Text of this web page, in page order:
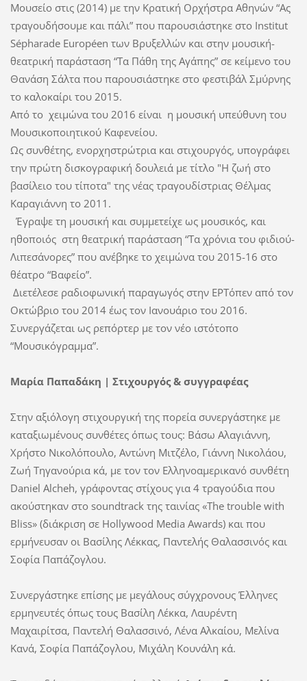
Μουσείο στις (2014) με την Κρατική Ορχήστρα Αθηνών “Ας
τραγουδήσουμε και πάλι” που παρουσιάστηκε στο Institut
Sépharade Européen των Βρυξελλών και στην μουσική-
θεατρική παράσταση “Τα Πάθη της Αγάπης” σε κείμενο του
Θανάση Σάλτα που παρουσιάστηκε στο φεστιβάλ Σμύρνης
το καλοκαίρι του 2015.
Από το χειμώνα του 2016 είναι η μουσική υπεύθυνη του
Μουσικοποιητικού Καφενείου.
Ως συνθέτης, ενορχηστρώτρια και στιχουργός, υπογράφει
την πρώτη δισκογραφική δουλειά με τίτλο "Η ζωή στο
βασίλειο του τίποτα" της νέας τραγουδίστριας Θέλμας
Καραγιάννη το 2011.
Έγραψε τη μουσική και συμμετείχε ως μουσικός, και
ηθοποιός στη θεατρική παράσταση “Τα χρόνια του φιδιού-
Λιπεσάνορες” που ανέβηκε το χειμώνα του 2015-16 στο
θέατρο “Βαφείο”.
Διετέλεσε ραδιοφωνική παραγωγός στην ΕΡΤόπεν από τον
Οκτώβριο του 2014 έως τον Ιανουάριο του 2016.
Συνεργάζεται ως ρεπόρτερ με τον νέο ιστότοπο
“Μουσικόγραμμα”.
Μαρία Παπαδάκη | Στιχουργός & συγγραφέας
Στην αξιόλογη στιχουργική της πορεία συνεργάστηκε με
καταξιωμένους συνθέτες όπως τους: Βάσω Αλαγιάννη,
Χρήστο Νικολόπουλο, Αντώνη Μιτζέλο, Γιάννη Νικολάου,
Ζωή Τηγανούρια κά, με τον τον Ελληνοαμερικανό συνθέτη
Daniel Alcheh, γράφοντας στίχους για 4 τραγούδια που
ακούστηκαν στο soundtrack της ταινίας «Τhe trouble with
Bliss» (διάκριση σε Hollywood Media Awards) και που
ερμήνευσαν οι Βασίλης Λέκκας, Παντελής Θαλασσινός και
Σοφία Παπάζογλου.
Συνεργάστηκε επίσης με μεγάλους σύγχρονους Έλληνες
ερμηνευτές όπως τους Βασίλη Λέκκα, Λαυρέντη
Μαχαιρίτσα, Παντελή Θαλασσινό, Λένα Αλκαίου, Μελίνα
Κανά, Σοφία Παπάζογλου, Μιχάλη Κουνάλη κά.